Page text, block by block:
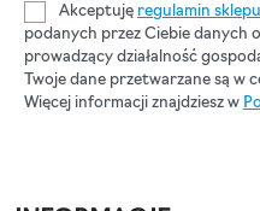
Akceptuję regulamin sklepu
podanych przez Ciebie danych
prowadzący działalność
Twoje dane przetwarzane są w
Więcej informacji znajdziesz w